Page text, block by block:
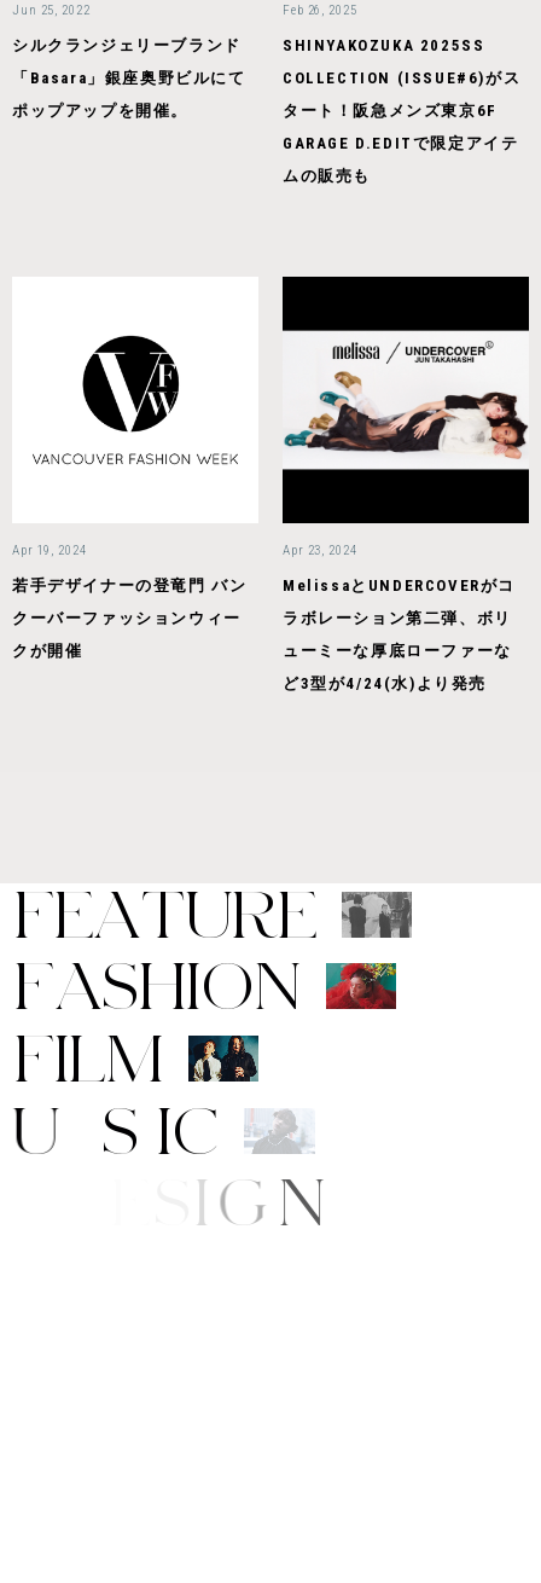
Jun 25, 2022
シルクランジェリーブランド
「Basara」銀座奥野ビルにて
ポップアップを開催。
Feb 26, 2025
SHINYAKOZUKA 2025SS
COLLECTION (ISSUE#6)がス
タート！阪急メンズ東京6F
GARAGE D.EDITで限定アイテ
ムの販売も
Apr 19, 2024
若手デザイナーの登竜門 バン
クーバーファッションウィー
クが開催
Apr 23, 2024
MelissaとUNDERCOVERがコ
ラボレーション第二弾、ボリ
ューミーな厚底ローファーな
ど3型が4/24(水)より発売
FEATURE
FASHION
FILM
M
US IC
DE SIG